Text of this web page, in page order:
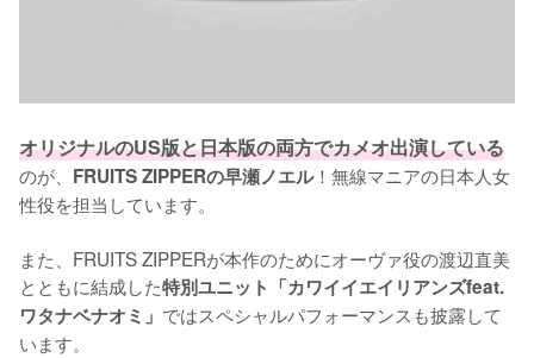
オリジナルのUS版と日本版の両方でカメオ出演している
のが、 FRUITS ZIPPERの早瀬ノエル！無線マニアの日本人女
性役を担当しています。
また、FRUITS ZIPPERが本作のためにオーヴァ役の渡辺直美
とともに結成した特別ユニット「カワイイエイリアンズfeat.
ワタナベナオミ」 ではスペシャルパフォーマンスも披露して
います。